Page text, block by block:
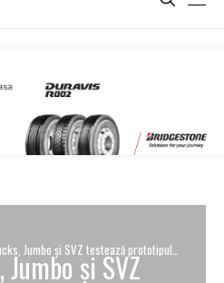
Jumbo și SVZ testează prototipul
și SVZ